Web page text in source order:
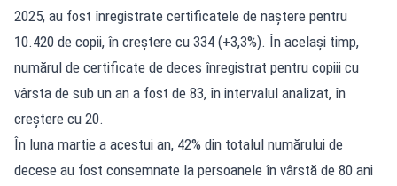
2025, au fost înregistrate certificatele de naştere pentru
10.420 de copii, în creştere cu 334 (+3,3%). În acelaşi timp,
numărul de certificate de deces înregistrat pentru copiii cu
vârsta de sub un an a fost de 83, în intervalul analizat, în
creştere cu 20.
În luna martie a acestui an, 42% din totalul numărului de
decese au fost consemnate la persoanele în vârstă de 80 ani